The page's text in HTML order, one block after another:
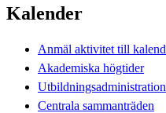
Kalender
Anmäl aktivitet till
Akademiska högtider
Utbildningsadministration
Centrala sammanträden